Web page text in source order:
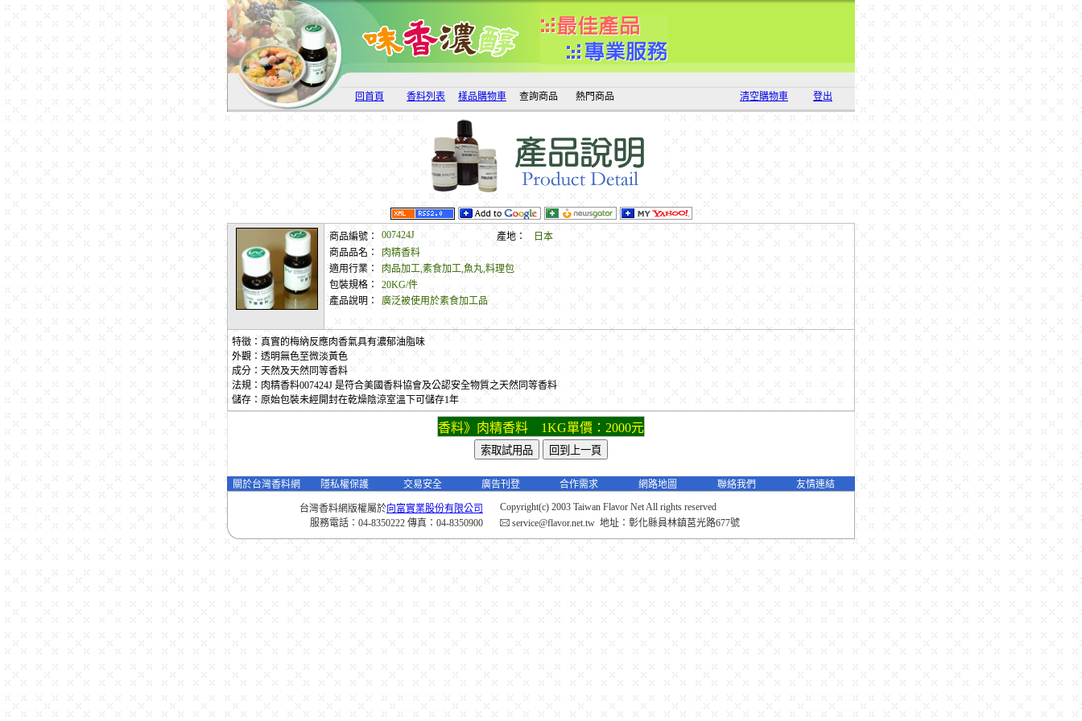
回首頁 香料列表 樣品購物車 查詢商品 熱門商品 清空購物車 登出
商品編號： 007424J 產地：
日本
商品品名：
肉精香料
適用行業：
肉品加工,素食加工,魚丸,料理包
包裝規格：
20KG/件
產品說明：
廣泛被使用於素食加工品
特徵：真實的梅納反應肉香氣具有濃郁油脂味
外觀：透明無色至微淡黃色
成分：天然及天然同等香料
法規：肉精香料007424J 是符合美國香料協會及公認安全物質之天然同等香料
儲存：原始包裝未經開封在乾燥陰涼室溫下可儲存1年
香料》肉精香料 1KG單價：2000元
關於台灣香料網 隱私權保護 交易安全 廣告刊登 合作需求 網路地圖 聯絡我們 友情連結
台灣香料網版權屬於向富實業股份有限公司
Copyright(c) 2003 Taiwan Flavor Net All rights reserved
服務電話：04-8350222 傳真：04-8350900
service@flavor.net.tw 地址：彰化縣員林鎮莒光路677號